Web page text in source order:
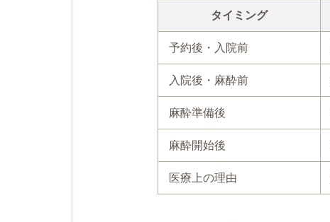
タイミング
予約後・入院前
入院後・麻酔前
麻酔準備後
麻酔開始後
医療上の理由